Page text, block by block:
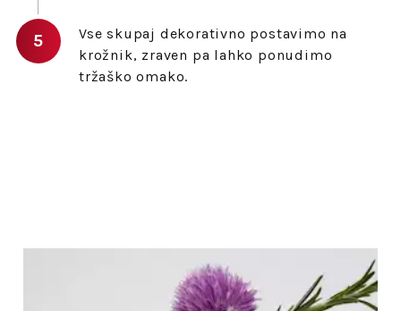
Vse skupaj dekorativno postavimo na
krožnik, zraven pa lahko ponudimo
tržaško omako.